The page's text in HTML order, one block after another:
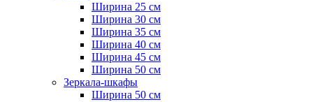
Ширина 25 см
Ширина 30 см
Ширина 35 см
Ширина 40 см
Ширина 45 см
Ширина 50 см
Зеркала-шкафы
Ширина 50 см